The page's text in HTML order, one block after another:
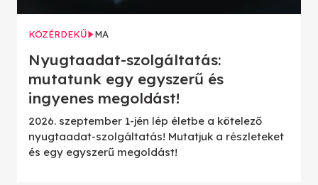
KÖZÉRDEKŰ MA
Nyugtaadat-szolgáltatás:
mutatunk egy egyszerű és
ingyenes megoldást!
2026. szeptember 1-jén lép életbe a kötelező
nyugtaadat-szolgáltatás! Mutatjuk a részleteket
és egy egyszerű megoldást!